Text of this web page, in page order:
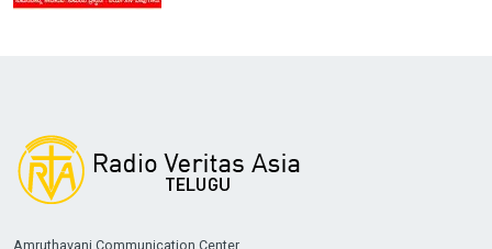
Amruthavani Communication Center